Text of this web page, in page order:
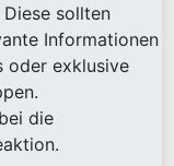
sollten
Informationen
oder exklusive
die